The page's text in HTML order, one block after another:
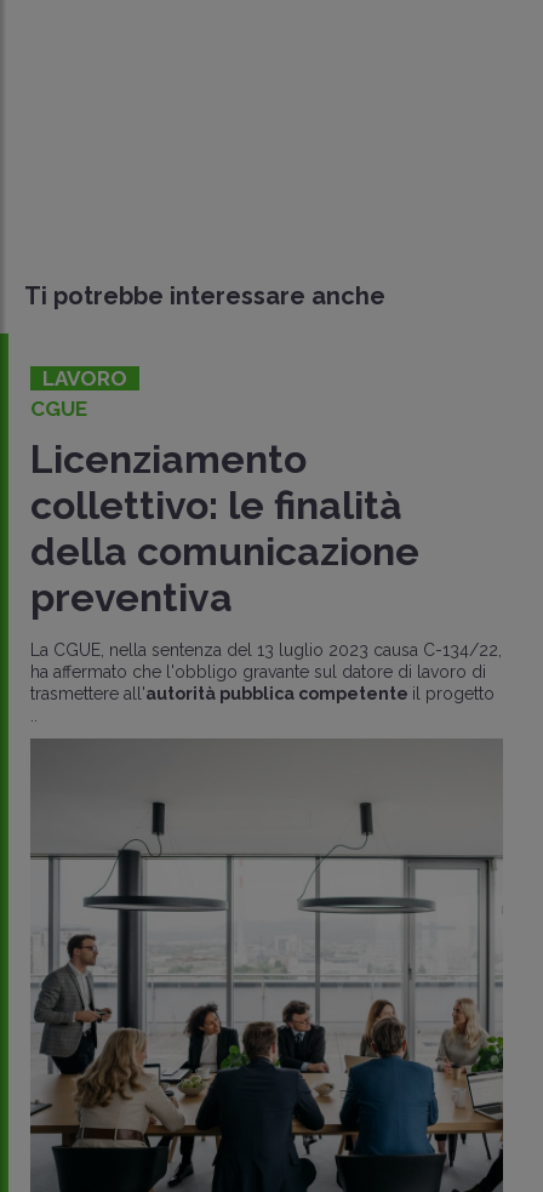
Ti potrebbe interessare anche
LAVORO
CGUE
Licenziamento
collettivo: le finalità
della comunicazione
preventiva
La CGUE, nella sentenza del 13 luglio 2023 causa C-134/22,
ha affermato che l'obbligo gravante sul datore di lavoro di
trasmettere all'autorità pubblica competente il progetto